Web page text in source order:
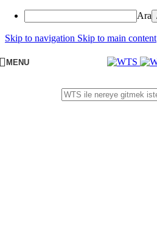
Ara
Skip to navigation Skip to main content
MENU